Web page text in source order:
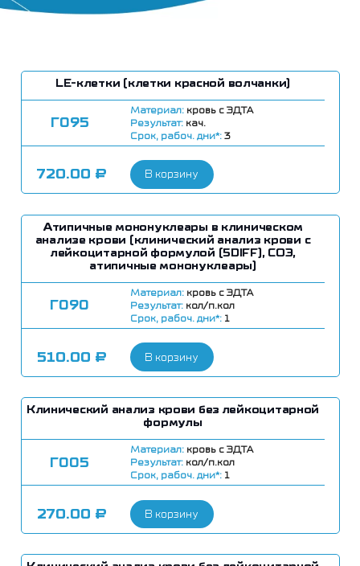
LЕ-клетки (клетки красной волчанки)
Г095
Материал: кровь c ЭДТА
Результат: кач.
Срок, рабоч. дни*:3
720.00 ₽ В корзину
Атипичные мононуклеары в клиническом
анализе крови (клинический анализ крови с
лейкоцитарной формулой (5DIFF), СОЭ,
атипичные мононуклеары)
Г090
Материал: кровь с ЭДТА
Результат: кол/п.кол
Срок, рабоч. дни*: 1
510.00 ₽ В корзину
Клинический анализ крови без лейкоцитарной
формулы
Г005
Материал: кровь с ЭДТА
Результат: кол/п.кол
Срок, рабоч. дни*: 1
270.00 ₽ В корзину